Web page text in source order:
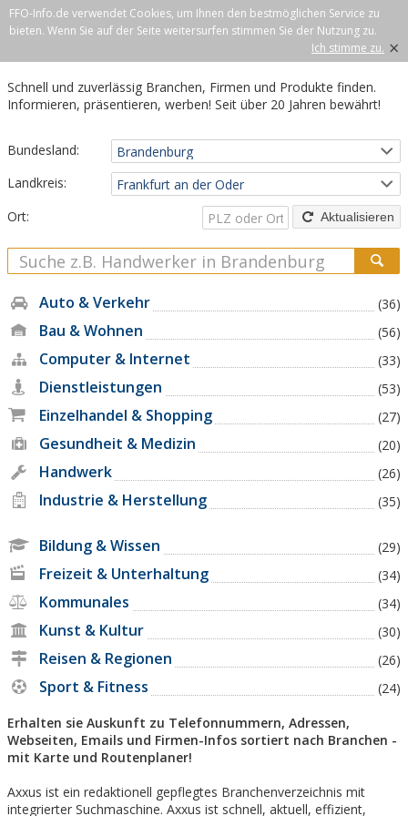
FFO-Info.de verwendet Cookies, um Ihnen den bestmöglichen Service zu
bieten. Wenn Sie auf der Seite weitersurfen stimmen Sie der Nutzung zu.
Ich stimme zu. ×
Schnell und zuverlässig Branchen, Firmen und Produkte finden.
Informieren, präsentieren, werben! Seit über 20 Jahren bewährt!
Bundesland:
Landkreis:
Ort:
Aktualisieren
Auto & Verkehr (36)
Bau & Wohnen (56)
Computer & Internet (33)
Dienstleistungen (53)
Einzelhandel & Shopping (27)
Gesundheit & Medizin (20)
Handwerk (26)
Industrie & Herstellung (35)
Bildung & Wissen (29)
Freizeit & Unterhaltung (34)
Kommunales (34)
Kunst & Kultur (30)
Reisen & Regionen (26)
Sport & Fitness
(24)
Erhalten sie Auskunft zu Telefonnummern, Adressen,
Webseiten, Emails und Firmen-Infos sortiert nach Branchen -
mit Karte und Routenplaner!
Axxus ist ein redaktionell gepflegtes Branchenverzeichnis mit
integrierter Suchmaschine. Axxus ist schnell, aktuell, effizient,